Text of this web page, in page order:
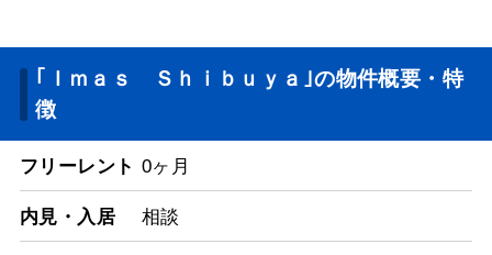
｢Ｉｍａｓ Ｓｈｉｂｕｙａ｣の物件概要・特
徴
フリーレント 0ヶ月
内見・入居 相談